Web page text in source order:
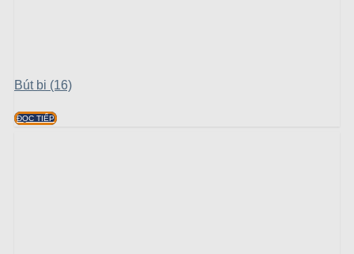
Bút bi (16)
ĐỌC TIẾP